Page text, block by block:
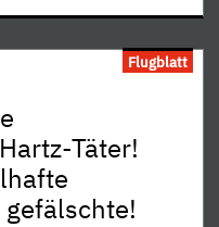
Flugblatt
Täter!